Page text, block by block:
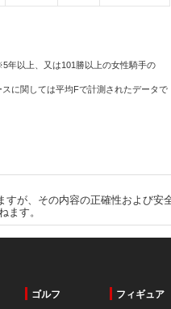
年以上、又は101勝以上の女性騎手の
に関しては平均Fで計測されたデータで
が、その内容の正確性および
ます。
ゴルフ フィギュア